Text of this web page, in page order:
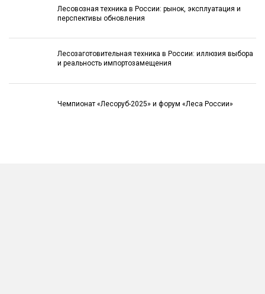
Лесовозная техника в России: рынок, эксплуатация и
перспективы обновления
Лесозаготовительная техника в России: иллюзия выбора
и реальность импортозамещения
Чемпионат «Лесоруб-2025» и форум «Леса России»